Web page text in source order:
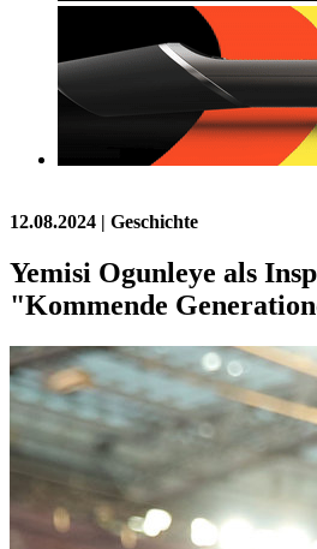
12.08.2024 | Geschichte
Yemisi Ogunleye als
"Kommende